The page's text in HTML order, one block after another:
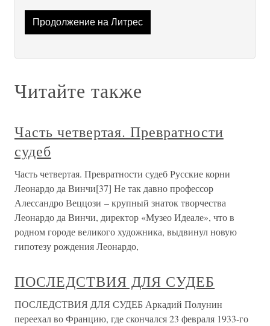
Продолжение на Литрес
Читайте также
Часть четвертая. Превратности
судеб
Часть четвертая. Превратности судеб Русские корни
Леонардо да Винчи[37] Не так давно профессор
Алессандро Веццози – крупный знаток творчества
Леонардо да Винчи, директор «Музео Идеале», что в
родном городе великого художника, выдвинул новую
гипотезу рождения Леонардо,
ПОСЛЕДСТВИЯ ДЛЯ СУДЕБ
ПОСЛЕДСТВИЯ ДЛЯ СУДЕБ Аркадий Полунин
переехал во Францию, где скончался 23 февраля 1933-го